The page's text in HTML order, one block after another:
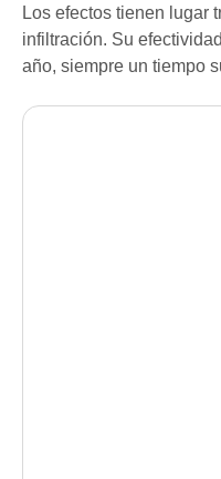
Los efectos tienen lugar
infiltración. Su
año, siempre un tiempo